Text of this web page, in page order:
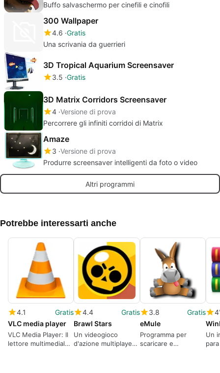
Buffo salvaschermo per cinefili e cinofili
300 Wallpaper
4.6 Gratis
Una scrivania da guerrieri
3D Tropical Aquarium Screensaver
3.5 Gratis
3D Matrix Corridors Screensaver
4 Versione di prova
Percorrere gli infiniti corridoi di Matrix
Amaze
3 Versione di prova
Produrre screensaver intelligenti da foto o video
Altri programmi
Potrebbe interessarti anche
4.1
Gratis
VLC media player
VLC Media Player: Il
lettore multimediale
4.4
Gratis
Brawl Stars
Un videogioco
d'azione multiplayer
3.8
Gratis
eMule
Programma per
scaricare e
4
Un